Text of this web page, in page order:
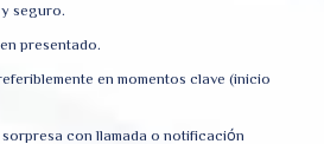
seguro.
presentado.
en momentos clave (inicio
con llamada o notificación